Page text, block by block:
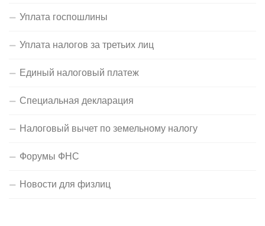
Уплата госпошлины
Уплата налогов за третьих лиц
Единый налоговый платеж
Специальная декларация
Налоговый вычет по земельному налогу
Форумы ФНС
Новости для физлиц